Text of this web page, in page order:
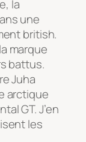
la
une
british.
marque
battus.
Juha
arctique
GT. J’en
les